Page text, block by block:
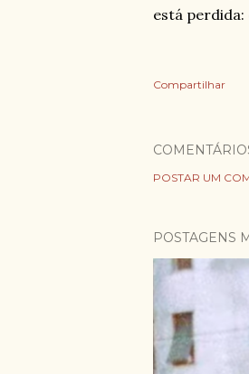
está perdida:
Compartilhar
POSTAR UM
POSTAGENS